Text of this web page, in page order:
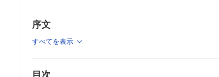
3 リンパ浮腫治療についての
序文
すべてを表示
目次